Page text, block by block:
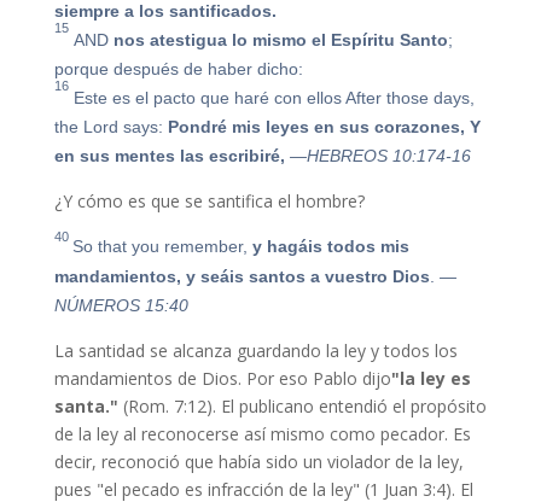
siempre a los santificados.
15
AND nos atestigua lo mismo el Espíritu Santo;
porque después de haber dicho:
16
Este es el pacto que haré con ellosAfter those days,
the Lord says: Pondré mis leyes en sus corazones, Y
en sus mentes las escribiré, —HEBREOS 10:174-16
¿Y cómo es que se santifica el hombre?
40 So that you remember, y hagáis todos mis
mandamientos, y seáis santos a vuestro Dios —
NÚMEROS 15:40
La santidad se alcanza guardando la ley y todos los
mandamientos de Dios. Por eso Pablo dijo"la ley es
santa." (Rom. 7:12). El publicano entendió el propósito
de la ley al reconocerse así mismo como pecador. Es
decir, reconoció que había sido un violador de la ley,
pues "el pecado es infracción de la ley" (1 Juan 3:4). El